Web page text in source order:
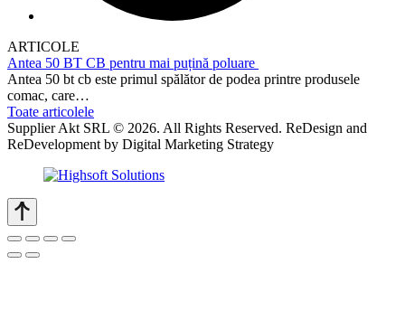
ARTICOLE
Antea 50 BT CB pentru mai puțină poluare
Antea 50 bt cb este primul spălător de podea printre produsele
comac, care…
Toate articolele
Supplier Akt SRL © 2026. All Rights Reserved. ReDesign and
ReDevelopment by Digital Marketing Strategy